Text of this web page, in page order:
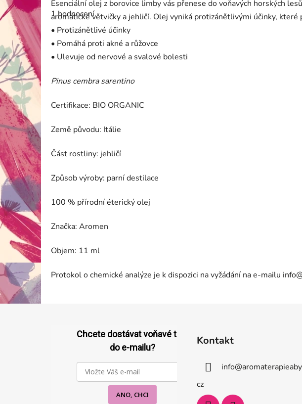
hodnocení
produktu
je
5,0
5
hvězdiček.
1 hodnocení
Esenciální olej z borovice limby vás přenese do voňavých horských
aromatické větvičky a jehličí. Olej vyniká protizánětlivými účinky,
• Protizánětlivé účinky
• Pomáhá proti akné a růžovce
• Ulevuje od nervové a svalové bolesti
Pinus cembra sarentino
Certifikace: BIO ORGANIC
Země původu: Itálie
Část rostliny: jehličí
Způsob výroby: parní destilace
100 % přírodní éterický olej
Značka: Aromen
Objem: 11 ml
Protokol o chemické analýze je k dispozici na vyžádání na e-mailu
Chcete dostávat voňavé tipy
do e-mailu?
ANO, CHCI
Kontakt
info@
cz